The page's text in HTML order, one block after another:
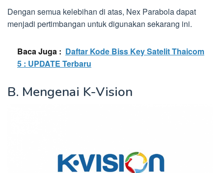
Dengan semua kelebihan di atas, Nex Parabola dapat
menjadi pertimbangan untuk digunakan sekarang ini.
Baca Juga : Daftar Kode Biss Key Satelit Thaicom
5 : UPDATE Terbaru
B. Mengenai K-Vision